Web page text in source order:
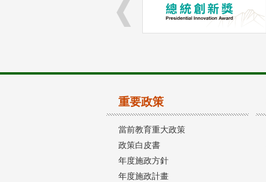
重要政策
當前教育重大政策
政策白皮書
年度施政方針
年度施政計畫